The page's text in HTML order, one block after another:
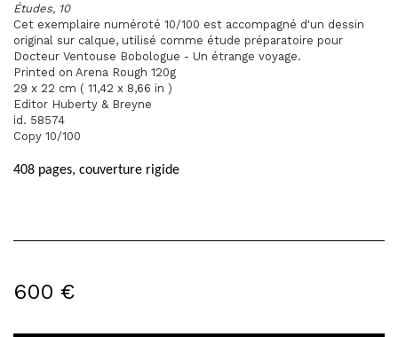
Études, 10
Cet exemplaire numéroté 10/100 est accompagné d'un dessin
original sur calque, utilisé comme étude préparatoire pour
Docteur Ventouse Bobologue - Un étrange voyage.
Printed on Arena Rough 120g
29 x 22 cm ( 11,42 x 8,66 in )
Editor Huberty & Breyne
id. 58574
Copy 10/100
408 pages, couverture rigide
600 €